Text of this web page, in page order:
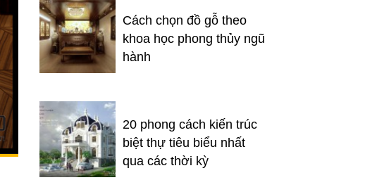
Cách chọn đồ gỗ theo
khoa học phong thủy ngũ
hành
20 phong cách kiến trúc
biệt thự tiêu biểu nhất
qua các thời kỳ